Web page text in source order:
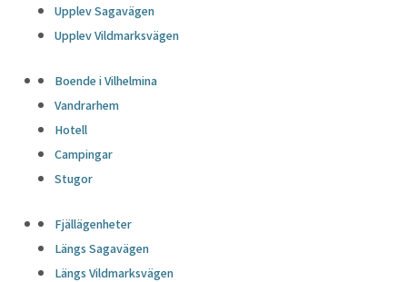
Upplev Sagavägen
Upplev Vildmarksvägen
Boende i Vilhelmina
Vandrarhem
Hotell
Campingar
Stugor
Fjällägenheter
Längs Sagavägen
Längs Vildmarksvägen